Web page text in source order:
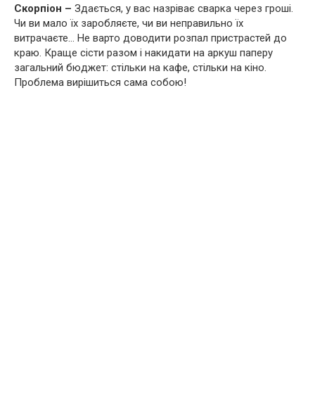
Скорпіон – Здається, у вас назріває сварка через гроші.
Чи ви мало їх заробляєте, чи ви неправильно їх
витрачаєте… Не варто доводити розпал пристрастей до
краю. Краще сісти разом і накидати на аркуш паперу
загальний бюджет: стільки на кафе, стільки на кіно.
Проблема вирішиться сама собою!